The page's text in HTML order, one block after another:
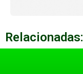
Relacionadas: